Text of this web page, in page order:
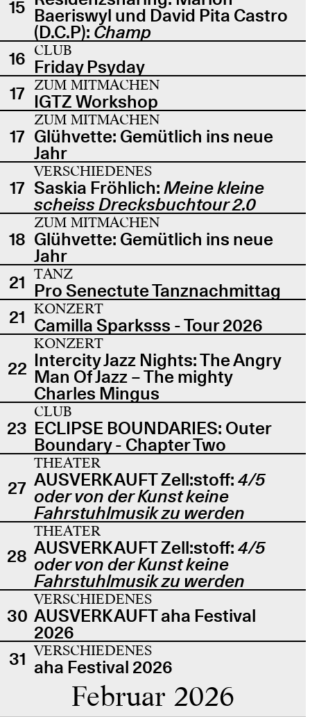
15 Baeriswyl und David Pita Castro
(D.C.P): Champ
16 CLUB
Friday Psyday
17 ZUM MITMACHEN
IGTZ Workshop
17
ZUM MITMACHEN
Glühvette: Gemütlich ins neue
Jahr
17
VERSCHIEDENES
Saskia Fröhlich: Meine kleine
scheiss Drecksbuchtour 2.0
18
ZUM MITMACHEN
Glühvette: Gemütlich ins neue
Jahr
21 TANZ
Pro Senectute Tanznachmittag
21 KONZERT
Camilla Sparksss - Tour 2026
22
KONZERT
Intercity Jazz Nights: The Angry
Man Of Jazz – The mighty
Charles Mingus
23
CLUB
ECLIPSE BOUNDARIES: Outer
Boundary - Chapter Two
27
THEATER
AUSVERKAUFT Zell:stoff: 4/5
oder von der Kunst keine
Fahrstuhlmusik zu werden
28
THEATER
AUSVERKAUFT Zell:stoff: 4/5
oder von der Kunst keine
Fahrstuhlmusik zu werden
30
VERSCHIEDENES
AUSVERKAUFT aha Festival
2026
31 VERSCHIEDENES
aha Festival 2026
Februar 2026